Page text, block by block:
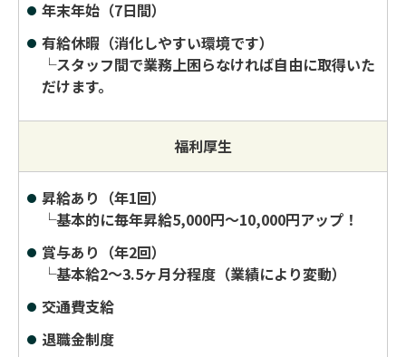
年末年始（7日間）
有給休暇（消化しやすい環境です）
└スタッフ間で業務上困らなければ自由に取得いた
だけます。
福利厚生
昇給あり（年1回）
└基本的に毎年昇給5,000円〜10,000円アップ！
賞与あり（年2回）
└基本給2～3.5ヶ月分程度（業績により変動）
交通費支給
退職金制度